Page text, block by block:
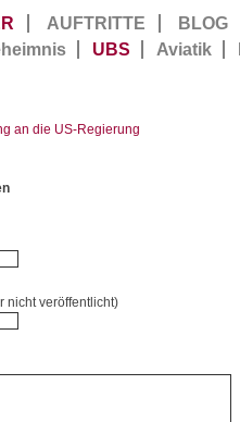
AUFTRITTE
BLOG
UBS Aviatik
an die US-Regierung
nicht veröffentlicht)